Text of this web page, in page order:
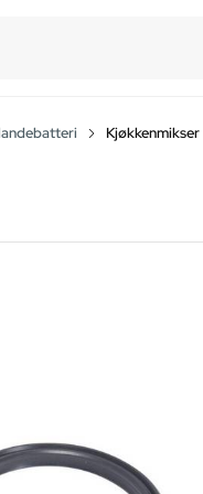
Kjøkkenmikser